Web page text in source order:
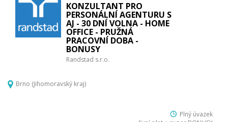
KONZULTANT PRO
PERSONÁLNÍ AGENTURU S
AJ - 30 DNÍ VOLNA - HOME
OFFICE - PRUŽNÁ
PRACOVNÍ DOBA -
BONUSY
Randstad s.r.o.
Brno (Jihomoravský kraj)
Plný úvazek